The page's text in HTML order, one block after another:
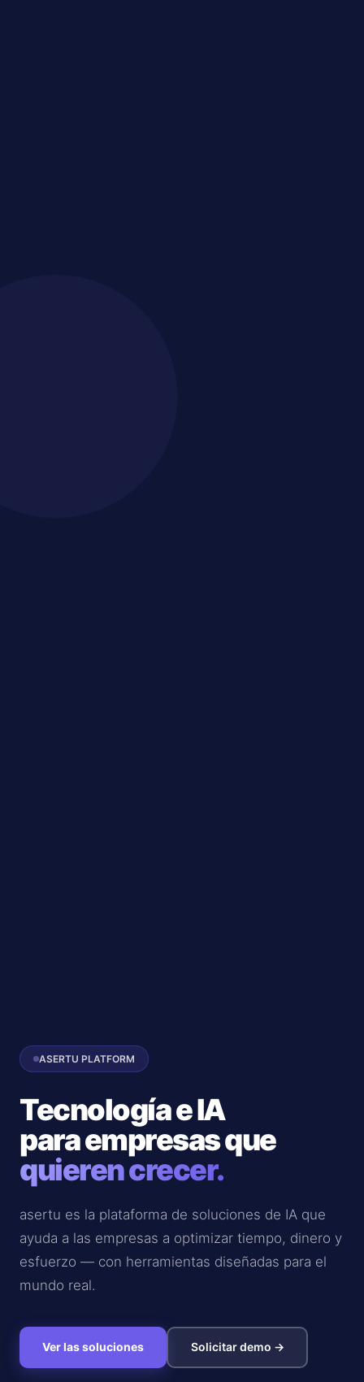
ASERTU PLATFORM
Tecnología e IA
para empresas que
quieren crecer.
asertu es la plataforma de soluciones de IA que
ayuda a las empresas a optimizar tiempo, dinero y
esfuerzo — con herramientas diseñadas para el
mundo real.
Ver las soluciones Solicitar demo →